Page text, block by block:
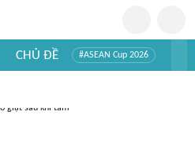
CHỦ ĐỀ #ASEAN Cup 2026